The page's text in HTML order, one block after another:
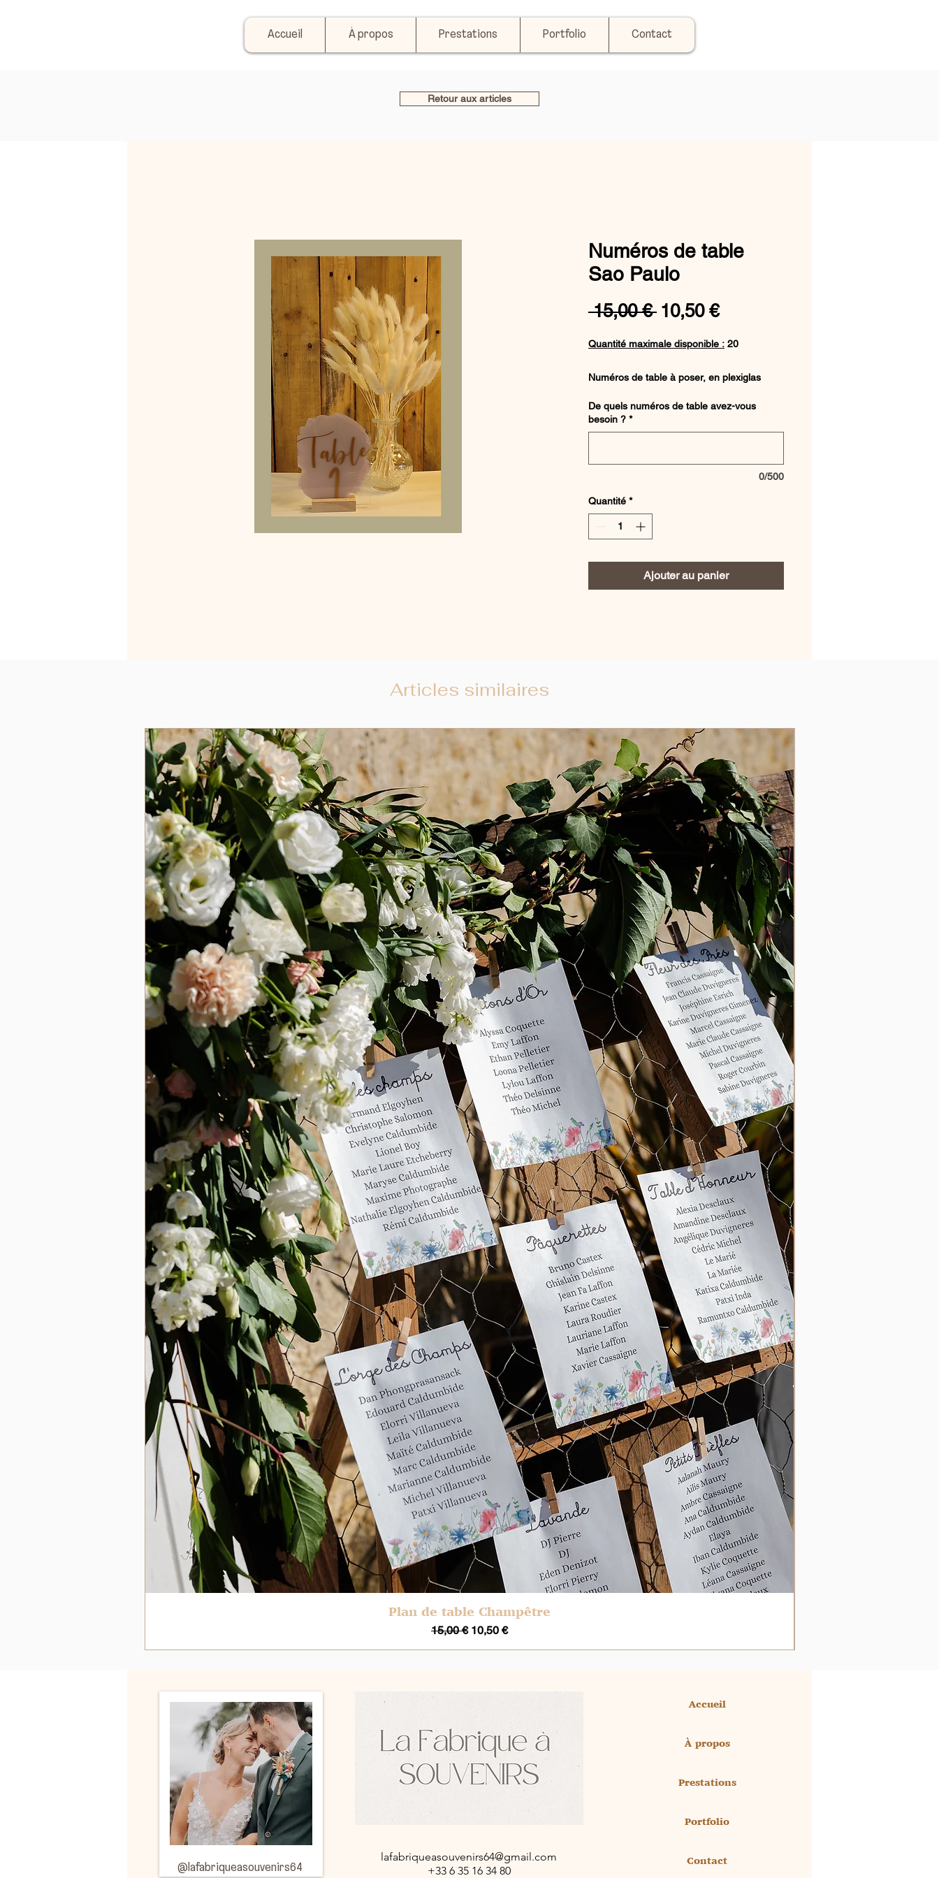
Accueil À propos Prestations Portfolio Contact
Retour aux articles
Numéros de table
Sao Paulo
15,00 € Prix
10,50 €Prix
Quantité maximale disponible : 20
Numéros de table à poser, en plexiglas
poudré et écriture dorée, sur un support en
Hauteur : 19,5 cm
Largeur : 13 cm
De quels numéros de table avez-vous
besoin ? *
0/500
Quantité *
Ajouter au panier
Articles similaires
Aperçu rapide
Plan de table Champêtre
Prix original
15,00 € Prix promotionnel
10,50 €
@lafabriqueasouvenirs64
lafabriqueasouvenirs64@gmail.com
+33 6 35 16 34 80
Accueil
À propos
Prestations
Portfolio
Contact